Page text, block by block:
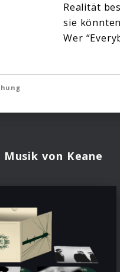
Realität
sie
Wer
von Keane